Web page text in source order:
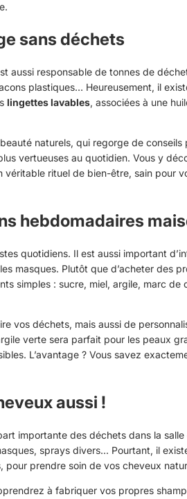
sans déchets
aussi responsable de tonnes de
plastiques… Heureusement, il
lingettes lavables, associées à une
naturels, qui regorge de conseils
vertueuses au quotidien. Vous y
rituel de bien-être, sain pour
hebdomadaires
quotidiens. Il est aussi important
masques. Plutôt que d’acheter des
simples : sucre, miel, argile, marc de
vos déchets, mais aussi de
verte sera parfait pour les peaux
L’avantage ? Vous savez
aussi !
importante des déchets dans la salle
sprays divers... Pourtant, il
prendre soin de vos cheveux
à fabriquer vos propres